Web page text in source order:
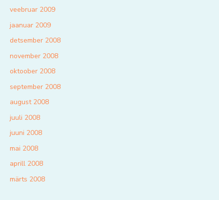
veebruar 2009
jaanuar 2009
detsember 2008
november 2008
oktoober 2008
september 2008
august 2008
juuli 2008
juuni 2008
mai 2008
aprill 2008
märts 2008